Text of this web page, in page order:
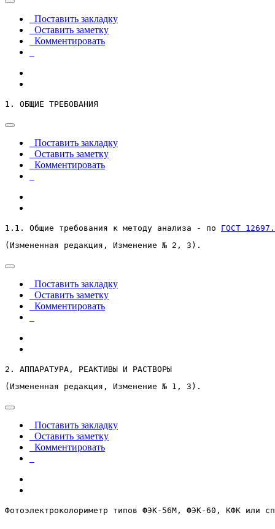
Поставить закладку
Оставить заметку
Комментировать
1. ОБЩИЕ ТРЕБОВАНИЯ
Поставить закладку
Оставить заметку
Комментировать
1.1. Общие требования к методу анализа - по ГОСТ
(Измененная редакция, Изменение № 2, 3).
Поставить закладку
Оставить заметку
Комментировать
2. АППАРАТУРА, РЕАКТИВЫ И РАСТВОРЫ
(Измененная редакция, Изменение № 1, 3).
Поставить закладку
Оставить заметку
Комментировать
Фотоэлектроколориметр типов ФЭК-56М, ФЭК-60, КФК или